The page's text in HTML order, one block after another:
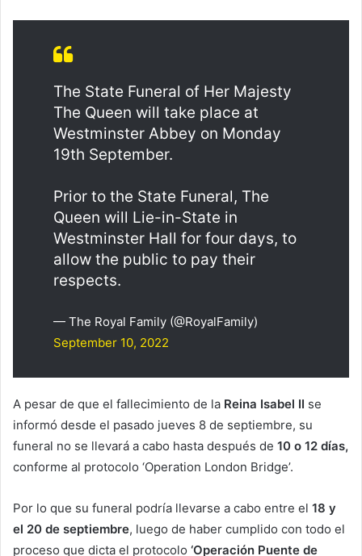
The State Funeral of Her Majesty
The Queen will take place at
Westminster Abbey on Monday
19th September.
Prior to the State Funeral, The
Queen will Lie-in-State in
Westminster Hall for four days, to
allow the public to pay their
respects.
— The Royal Family (@RoyalFamily)
September 10, 2022
A pesar de que el fallecimiento de la Reina Isabel II se
informó desde el pasado jueves 8 de septiembre, su
funeral no se llevará a cabo hasta después de 10 o 12 días,
conforme al protocolo ‘Operation London Bridge’.
Por lo que su funeral podría llevarse a cabo entre el 18 y
el 20 de septiembre, luego de haber cumplido con todo el
proceso que dicta el protocolo ‘Operación Puente de